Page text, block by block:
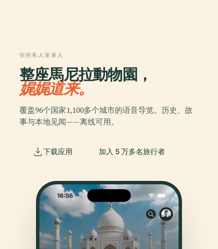
你的私人策展人
整座馬尼拉動物園，
娓娓道来。
覆盖96个国家1,100多个城市的语音导览。历史、故
事与本地见闻——离线可用。
下载应用 加入 5 万多名旅行者